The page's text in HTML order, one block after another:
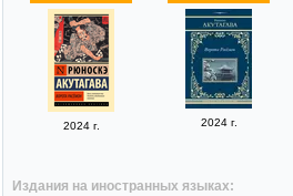
2024 г. 2024 г.
Издания на иностранных языках: